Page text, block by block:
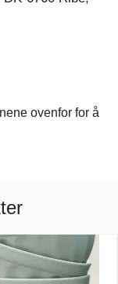
ovenfor for å